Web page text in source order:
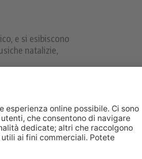
e si esibiscono
natalizie,